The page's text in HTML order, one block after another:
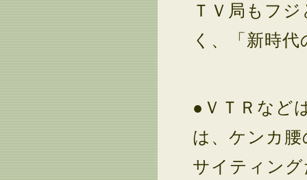
ＴＶ局もフ
く、「新時
●ＶＴＲなど
は、ケンカ
サイティン